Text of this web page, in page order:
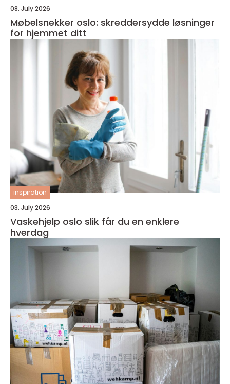
08. July 2026
Møbelsnekker oslo: skreddersydde løsninger
for hjemmet ditt
inspiration
03. July 2026
Vaskehjelp oslo slik får du en enklere
hverdag